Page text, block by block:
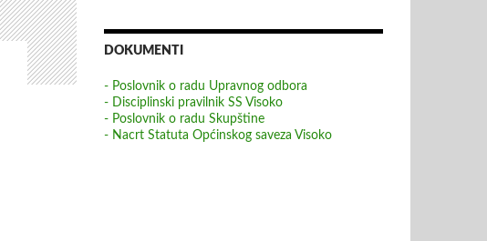
DOKUMENTI
- Poslovnik o radu Upravnog odbora
- Disciplinski pravilnik SS Visoko
- Poslovnik o radu Skupštine
- Nacrt Statuta Općinskog saveza Visoko